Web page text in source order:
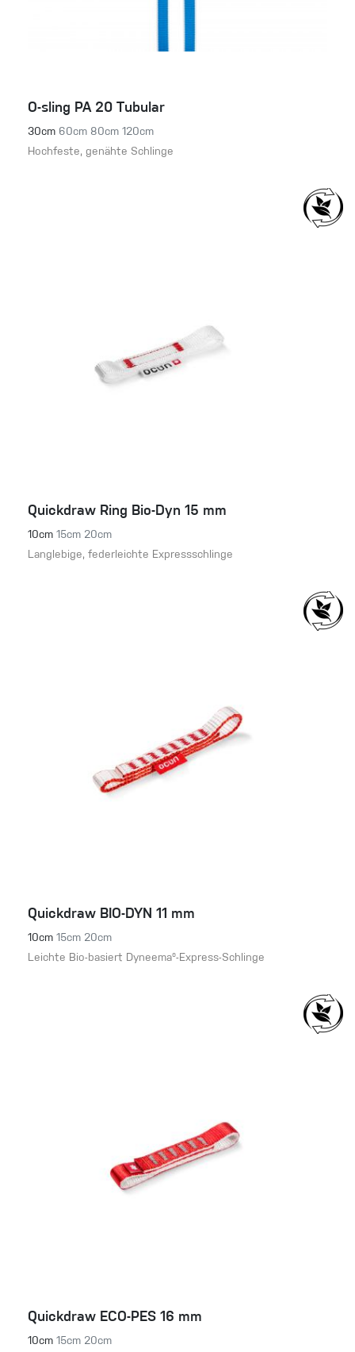
O-sling PA 20 Tubular
30cm 60cm 80cm 120cm
Hochfeste, genähte Schlinge
Quickdraw Ring Bio-Dyn 15 mm
10cm 15cm 20cm
Langlebige, federleichte Expressschlinge
Quickdraw BIO-DYN 11 mm
10cm 15cm 20cm
Leichte Bio-basiert Dyneema®-Express-Schlinge
Quickdraw ECO-PES 16 mm
10cm 15cm 20cm